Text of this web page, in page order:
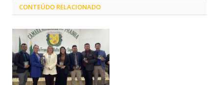
CONTEÚDO RELACIONADO